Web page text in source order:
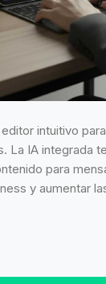
intuitivo
La IA integrada
para
y aumentar